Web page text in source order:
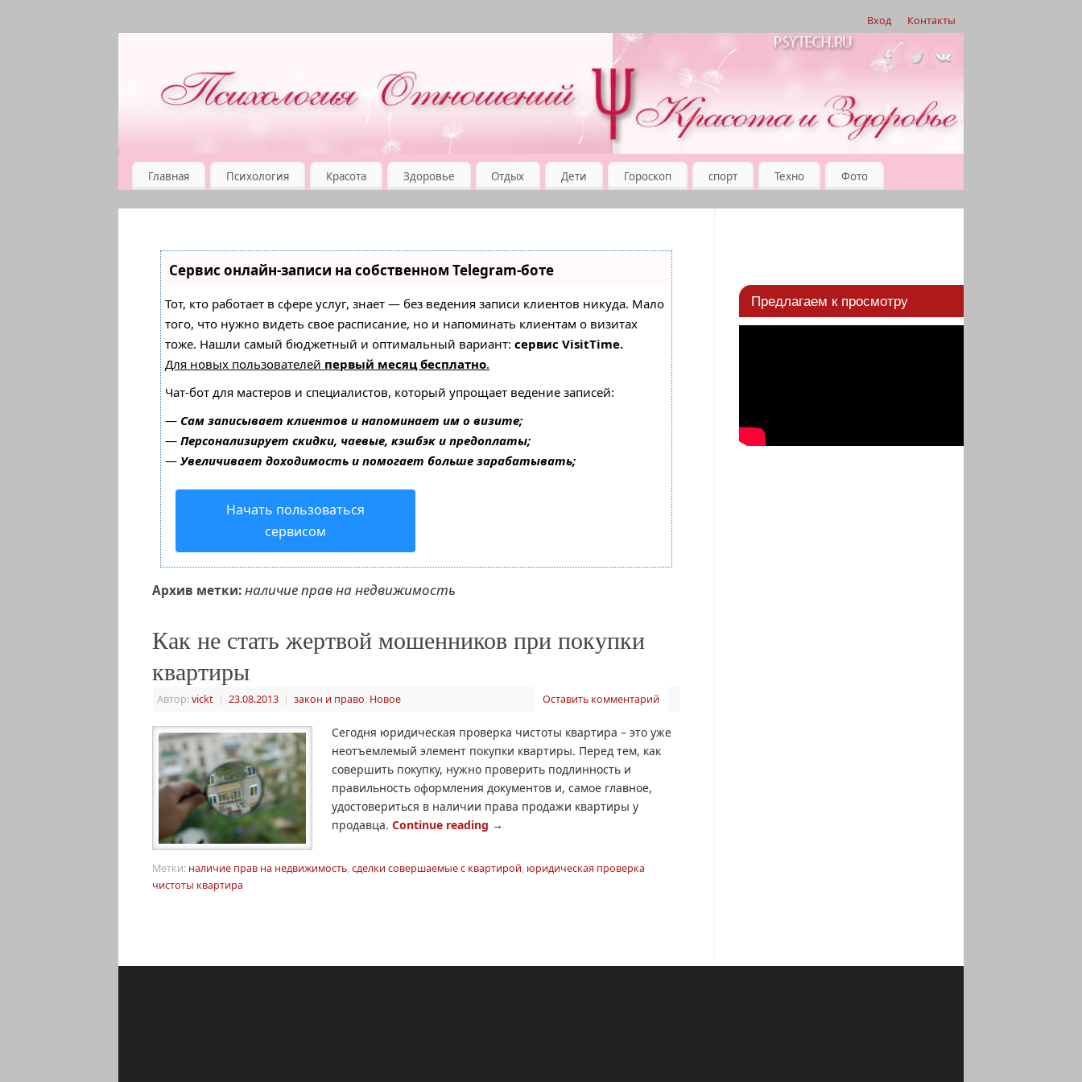
Вход Контакты
Главная Психология Красота Здоровье Отдых Дети Гороскоп спорт Техно Фото
Сервис онлайн-записи на собственном Telegram-боте
Тот, кто работает в сфере услуг, знает — без ведения записи клиентов никуда. Мало
того, что нужно видеть свое расписание, но и напоминать клиентам о визитах
тоже. Нашли самый бюджетный и оптимальный вариант: сервис VisitTime.
Для новых пользователей первый месяц бесплатно.
Чат-бот для мастеров и специалистов, который упрощает ведение записей:
— Сам записывает клиентов и напоминает им о визите;
— Персонализирует скидки, чаевые, кэшбэк и предоплаты;
— Увеличивает доходимость и помогает больше зарабатывать;
Начать пользоваться
сервисом
Архив метки:наличие прав на недвижимость
Как не стать жертвой мошенников при покупки
квартиры
Автор:vickt | 23.08.2013 | закон и право, Новое Оставить комментарий
Сегодня юридическая проверка чистоты квартира – это уже
неотъемлемый элемент покупки квартиры. Перед тем, как
совершить покупку, нужно проверить подлинность и
правильность оформления документов и, самое главное,
удостовериться в наличии права продажи квартиры у
продавца. Continue reading →
Метки: наличие прав на недвижимость,сделки совершаемые с квартирой, юридическая проверка
чистоты квартира
Предлагаем к просмотру